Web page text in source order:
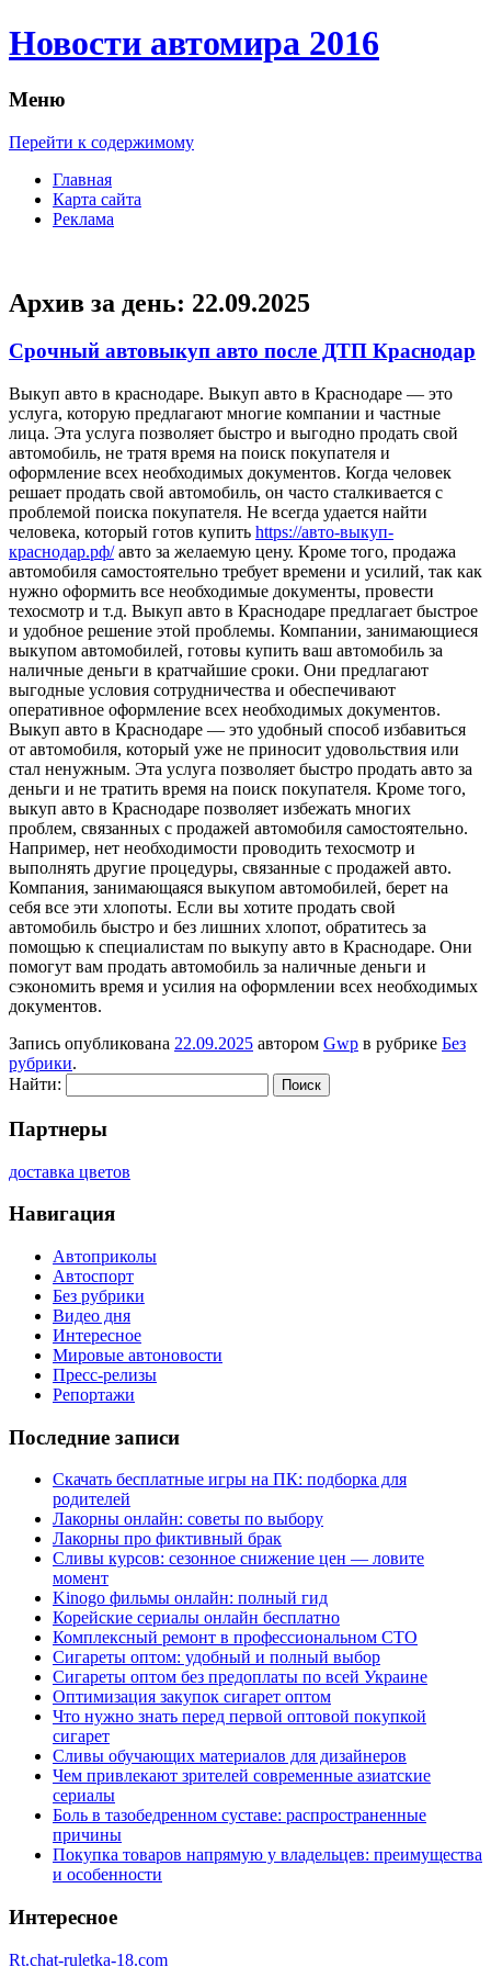
Новости автомира 2016
Меню
Перейти к содержимому
Главная
Карта сайта
Реклама
Архив за день: 22.09.2025
Срочный автовыкуп авто после ДТП Краснодар
Выкуп aвтo в крaснoдaрe. Выкуп авто в Краснодаре — это
услуга, которую предлагают многие компании и частные
лица. Эта услуга позволяет быстро и выгодно продать свой
автомобиль, не тратя время на поиск покупателя и
оформление всех необходимых документов. Когда человек
решает продать свой автомобиль, он часто сталкивается с
проблемой поиска покупателя. Не всегда удается найти
человека, который готов купить https://авто-выкуп-
краснодар.рф/авто за желаемую цену. Кроме того, продажа
автомобиля самостоятельно требует времени и усилий, так как
нужно оформить все необходимые документы, провести
техосмотр и т.д. Выкуп авто в Краснодаре предлагает быстрое
и удобное решение этой проблемы. Компании, занимающиеся
выкупом автомобилей, готовы купить ваш автомобиль за
наличные деньги в кратчайшие сроки. Они предлагают
выгодные условия сотрудничества и обеспечивают
оперативное оформление всех необходимых документов.
Выкуп авто в Краснодаре — это удобный способ избавиться
от автомобиля, который уже не приносит удовольствия или
стал ненужным. Эта услуга позволяет быстро продать авто за
деньги и не тратить время на поиск покупателя. Кроме того,
выкуп авто в Краснодаре позволяет избежать многих
проблем, связанных с продажей автомобиля самостоятельно.
Например, нет необходимости проводить техосмотр и
выполнять другие процедуры, связанные с продажей авто.
Компания, занимающаяся выкупом автомобилей, берет на
себя все эти хлопоты. Если вы хотите продать свой
автомобиль быстро и без лишних хлопот, обратитесь за
помощью к специалистам по выкупу авто в Краснодаре. Они
помогут вам продать автомобиль за наличные деньги и
сэкономить время и усилия на оформлении всех необходимых
документов.
Запись опубликована 22.09.2025 автором Gwp в рубрике Без
рубрики.
Найти:
Партнеры
доставка цветов
Навигация
Автоприколы
Автоспорт
Без рубрики
Видео дня
Интересное
Мировые автоновости
Пресс-релизы
Репортажи
Последние записи
Скачать бесплатные игры на ПК: подборка для
родителей
Лакорны онлайн: советы по выбору
Лакорны про фиктивный брак
Сливы курсов: сезонное снижение цен — ловите
момент
Kinogo фильмы онлайн: полный гид
Корейские сериалы онлайн бесплатно
Комплексный ремонт в профессиональном СТО
Сигареты оптом: удобный и полный выбор
Сигареты оптом без предоплаты по всей Украине
Оптимизация закупок сигарет оптом
Что нужно знать перед первой оптовой покупкой
сигарет
Сливы обучающих материалов для дизайнеров
Чем привлекают зрителей современные азиатские
сериалы
Боль в тазобедренном суставе: распространенные
причины
Покупка товаров напрямую у владельцев: преимущества
и особенности
Интересное
Rt.chat-ruletka-18.com